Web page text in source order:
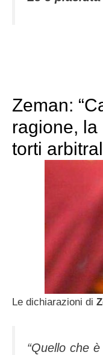
Zeman:
ragione,
torti
Le dichiarazioni di
“Quello che